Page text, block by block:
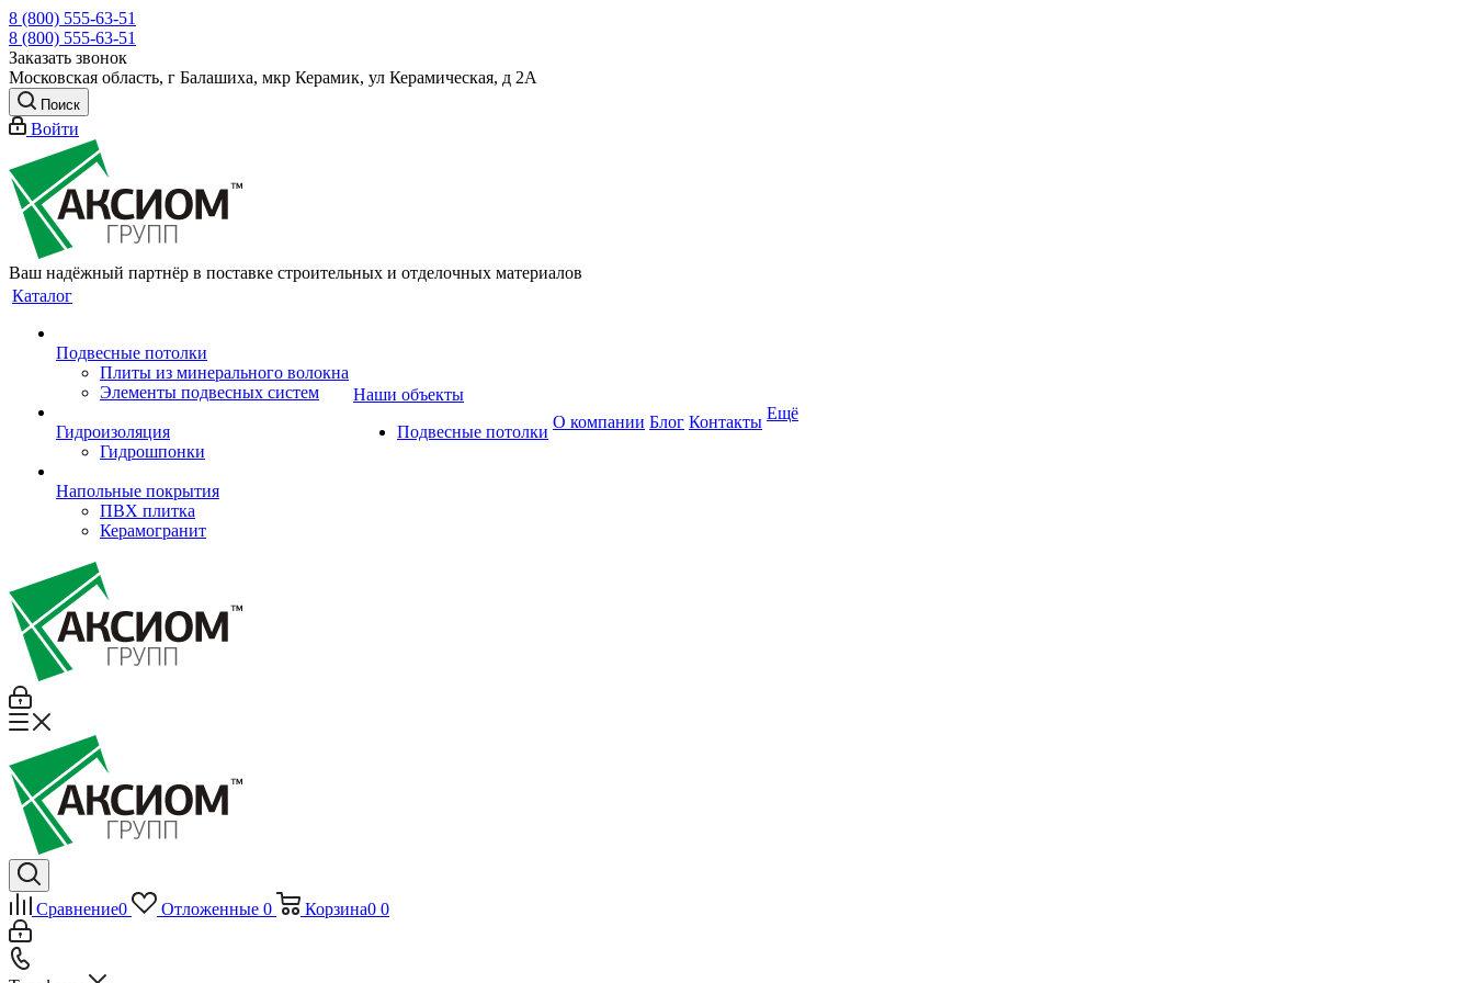
8 (800) 555-63-51
8 (800) 555-63-51
Заказать звонок
Московская область, г Балашиха, мкр Керамик, ул Керамическая, д 2А
Поиск
Войти
Ваш надёжный партнёр в поставке строительных и отделочных материалов
Каталог
Подвесные потолки
Плиты из минерального волокна
Элементы подвесных систем
Гидроизоляция
Гидрошпонки
Напольные покрытия
ПВХ плитка
Керамогранит
Наши объекты
Подвесные потолки
О компании Блог Контакты Ещё
Сравнение0 Отложенные 0 Корзина0 0